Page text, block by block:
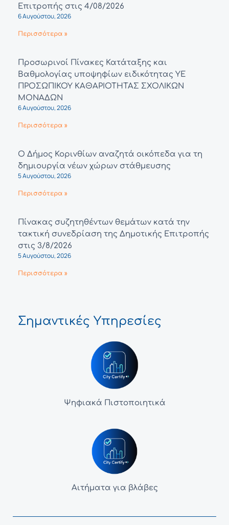
Επιτροπής στις 4/08/2026
6 Αυγούστου, 2026
Περισσότερα »
Προσωρινοί Πίνακες Κατάταξης και
Βαθμολογίας υποψηφίων ειδικότητας ΥΕ
ΠΡΟΣΩΠΙΚΟΥ ΚΑΘΑΡΙΟΤΗΤΑΣ ΣΧΟΛΙΚΩΝ
ΜΟΝΑΔΩΝ
6 Αυγούστου, 2026
Περισσότερα »
Ο Δήμος Κορινθίων αναζητά οικόπεδα για τη
δημιουργία νέων χώρων στάθμευσης
5 Αυγούστου, 2026
Περισσότερα »
Πίνακας συζητηθέντων θεμάτων κατά την
τακτική συνεδρίαση της Δημοτικής Επιτροπής
στις 3/8/2026
5 Αυγούστου, 2026
Περισσότερα »
Σημαντικές Υπηρεσίες
Ψηφιακά Πιστοποιητικά
Αιτήματα για βλάβες